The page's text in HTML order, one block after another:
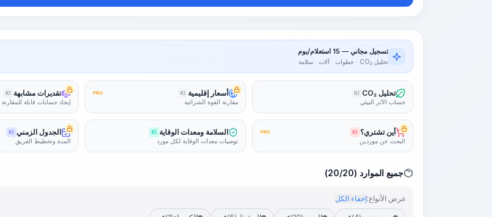
تسجيل مجاني — 15 استعلام/يوم
تحليل CO₂ · خطوات · آلات · سلامة
تحليل CO₂ KI
حساب الأثر البيئي
أسعار إقليمية KI
PRO
مقارنة القوة الشرائية
تقديرات مشابهة KI
إيجاد حسابات قابلة للمقارنة
أين تشتري؟ KI
PRO
البحث عن موردين
السلامة ومعدات الوقاية KI
توصيات معدات الوقاية لكل مورد
الجدول الزمني KI
المدة وتخطيط الفريق
جميع الموارد (20/20)
عرض الأنواع:إخفاء الكل